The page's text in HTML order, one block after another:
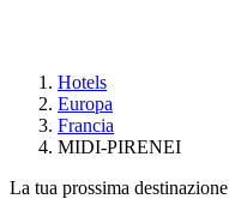
Hotels
Europa
Francia
MIDI-PIRENEI
La tua prossima destinazione